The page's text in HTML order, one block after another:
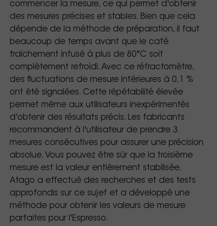
commencer la mesure, ce qui permet d'obtenir
des mesures précises et stables. Bien que cela
dépende de la méthode de préparation, il faut
beaucoup de temps avant que le café
fraîchement infusé à plus de 80°C soit
complètement refroidi. Avec ce réfractomètre,
des fluctuations de mesure inférieures à 0,1 %
ont été signalées. Cette répétabilité élevée
permet même aux utilisateurs inexpérimentés
d'obtenir des résultats précis. Les fabricants
recommandent à l'utilisateur de prendre 3
mesures consécutives pour assurer une précision
absolue. Vous pouvez être sûr que la troisième
mesure est la valeur entièrement stabilisée.
Atago a effectué des recherches et des tests
approfondis sur ce sujet et a développé une
méthode pour obtenir les valeurs de mesure
parfaites pour l'Espresso.